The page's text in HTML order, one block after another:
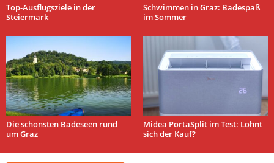
Top-Ausflugsziele in der
Steiermark
Schwimmen in Graz: Badespaß
im Sommer
Die schönsten Badeseen rund
um Graz
Midea PortaSplit im Test: Lohnt
sich der Kauf?